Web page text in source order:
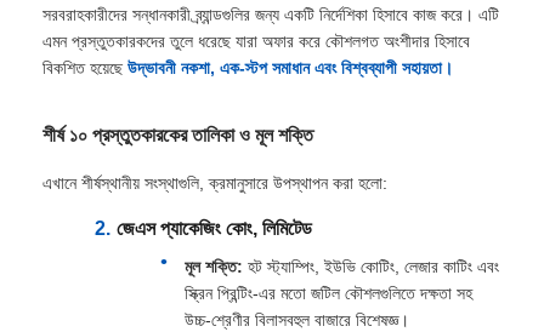
সরবরাহকারীদের সন্ধানকারী ব্র্যান্ডগুলির জন্য একটি নির্দেশিকা হিসাবে কাজ করে। এটি
এমন প্রস্তুতকারকদের তুলে ধরেছে যারা অফার করে কৌশলগত অংশীদার হিসাবে
বিকশিত হয়েছে উদ্ভাবনী নকশা, এক-স্টপ সমাধান এবং বিশ্বব্যাপী সহায়তা।
শীর্ষ ১০ প্রস্তুতকারকের তালিকা ও মূল শক্তি
এখানে শীর্ষস্থানীয় সংস্থাগুলি, ক্রমানুসারে উপস্থাপন করা হলো:
জেএস প্যাকেজিং কোং, লিমিটেড
মূল শক্তি: হট স্ট্যাম্পিং, ইউভি কোটিং, লেজার কাটিং এবং
স্ক্রিন প্রিন্টিং-এর মতো জটিল কৌশলগুলিতে দক্ষতা সহ
উচ্চ-শ্রেণীর বিলাসবহুল বাজারে বিশেষজ্ঞ।